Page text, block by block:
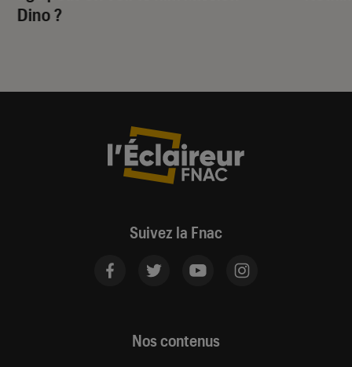
Dino?
Suivez la Fnac
Nos contenus